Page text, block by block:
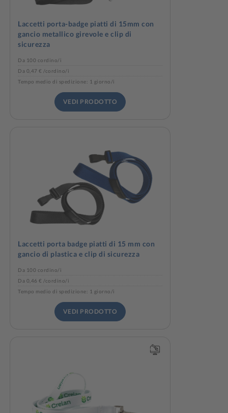
Laccetti porta-badge piatti di 15mm con
gancio metallico girevole e clip di
sicurezza
Da 100 cordino/i
Da 0,47 € /cordino/i
Tempo medio di spedizione: 1 giorno/i
VEDI PRODOTTO
Laccetti porta badge piatti di 15 mm con
gancio di plastica e clip di sicurezza
Da 100 cordino/i
Da 0,46 € /cordino/i
Tempo medio di spedizione: 1 giorno/i
VEDI PRODOTTO